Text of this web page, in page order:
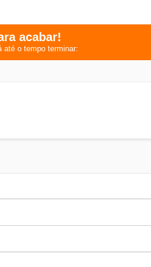
acabar!
até o tempo terminar: